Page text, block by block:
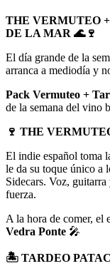
THE VERMUTEO
DE LA MAR 🌊🍷
El día grande de la
arranca a mediodía y
Pack Vermuteo +
de la semana del vino
🍷 THE
El indie español toma
le da su toque único a
Sidecars. Voz,
fuerza.
A la hora de comer, el
Vedra Ponte 🎤
🏝️ TARDEO